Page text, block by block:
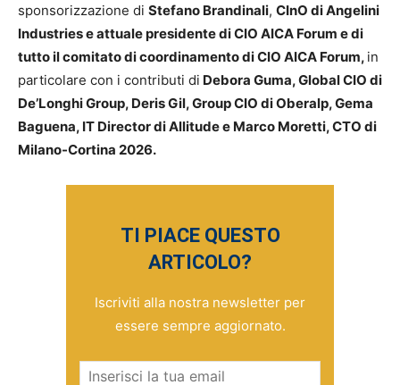
sponsorizzazione di Stefano Brandinali, CInO di Angelini
Industries e attuale presidente di CIO AICA Forum e di
tutto il comitato di coordinamento di CIO AICA Forum, in
particolare con i contributi di Debora Guma, Global CIO di
De’Longhi Group, Deris Gil, Group CIO di Oberalp, Gema
Baguena, IT Director di Allitude e Marco Moretti, CTO di
Milano-Cortina 2026.
TI PIACE QUESTO
ARTICOLO?
Iscriviti alla nostra newsletter per
essere sempre aggiornato.